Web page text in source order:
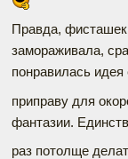
Правда,
замораживала,
понравилась
приправу для
фантазии.
раз потолще